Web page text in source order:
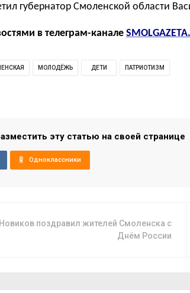
губернатор Смоленской области
в телеграм-канале
МОЛОДЁЖЬ ДЕТИ ПАТРИОТИЗМ
эту статью на своей странице
Одноклассники
поздравил жителей Смоленска с
Днём России